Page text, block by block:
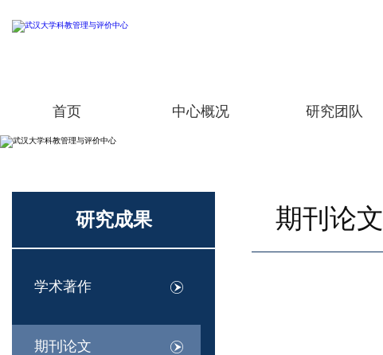
首页 中心概况 研究团队
研究成果
学术著作
期刊论文
期刊论文